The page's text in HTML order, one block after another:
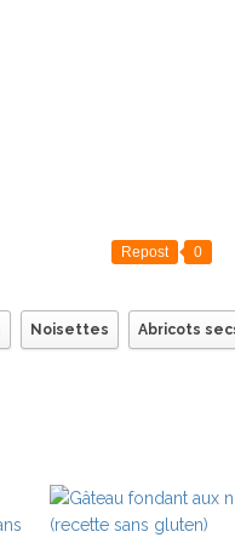
Repost 0
Noisettes Abricots